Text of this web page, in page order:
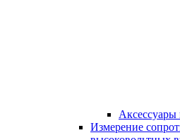
Измерение